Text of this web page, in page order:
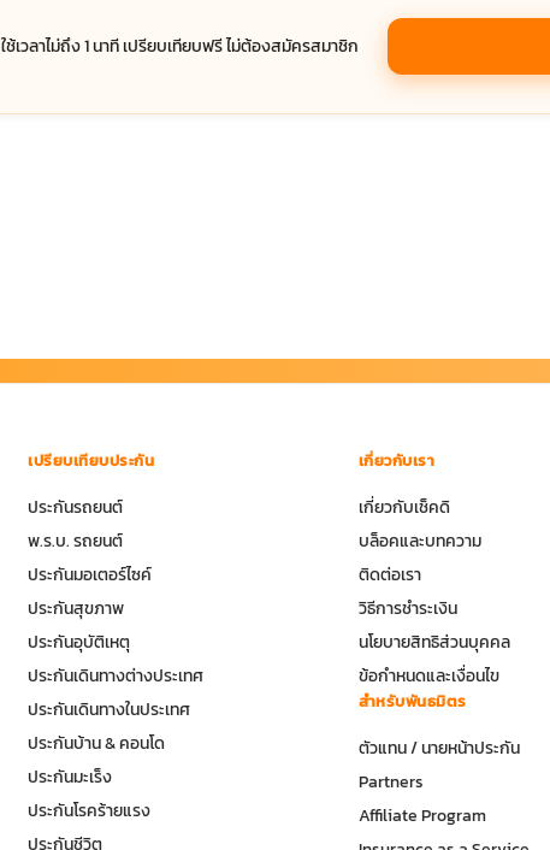
ใช้เวลาไม่ถึง 1 นาที เปรียบเทียบฟรี ไม่ต้องสมัครสมาชิก
เปรียบเทียบประกัน
ประกันรถยนต์
พ.ร.บ. รถยนต์
ประกันมอเตอร์ไซค์
ประกันสุขภาพ
ประกันอุบัติเหตุ
ประกันเดินทางต่างประเทศ
ประกันเดินทางในประเทศ
ประกันบ้าน & คอนโด
ประกันมะเร็ง
ประกันโรคร้ายแรง
ประกันชีวิต
เกี่ยวกับเรา
เกี่ยวกับเช็คดิ
บล็อคและบทความ
ติดต่อเรา
วิธีการชำระเงิน
นโยบายสิทธิส่วนบุคคล
ข้อกำหนดและเงื่อนไข
สำหรับพันธมิตร
ตัวแทน / นายหน้าประกัน
Partners
Affiliate Program